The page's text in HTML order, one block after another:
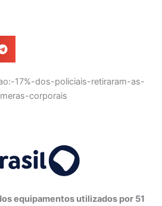
equipamentos utilizados por 51